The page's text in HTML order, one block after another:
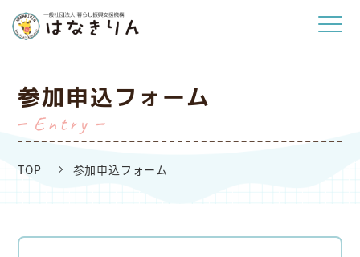
参加申込フォーム
entry
TOP 参加申込フォーム